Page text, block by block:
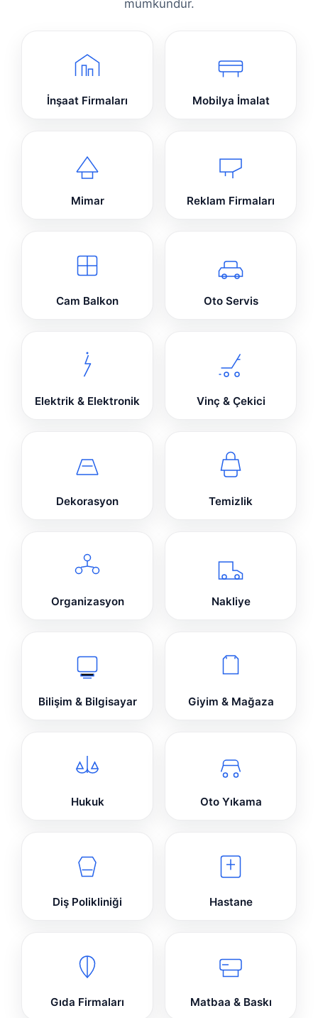
mümkündür.
İnşaat Firmaları Mobilya İmalat
Mimar Reklam Firmaları
Cam Balkon Oto Servis
Elektrik & Elektronik Vinç & Çekici
Dekorasyon Temizlik
Organizasyon Nakliye
Bilişim & Bilgisayar Giyim & Mağaza
Hukuk Oto Yıkama
Diş Polikliniği Hastane
Gıda Firmaları Matbaa & Baskı